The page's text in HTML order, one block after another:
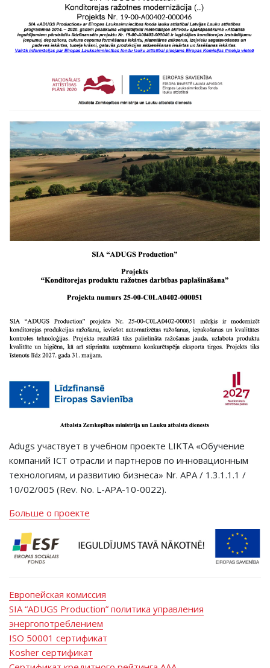
Adugs участвует в учебном проекте LIKTA «Обучение
компаний ICT отрасли и партнеров по инновационным
технологиям, и развитию бизнеса» Nr. APA / 1.3.1.1.1 /
10/02/005 (Rev. No. L-APA-10-0022).
Больше о проекте
Европейская комиссия
SIA “ADUGS Production” политика управления
энергопотреблением
ISO 50001 сертификат
Kosher сертификат